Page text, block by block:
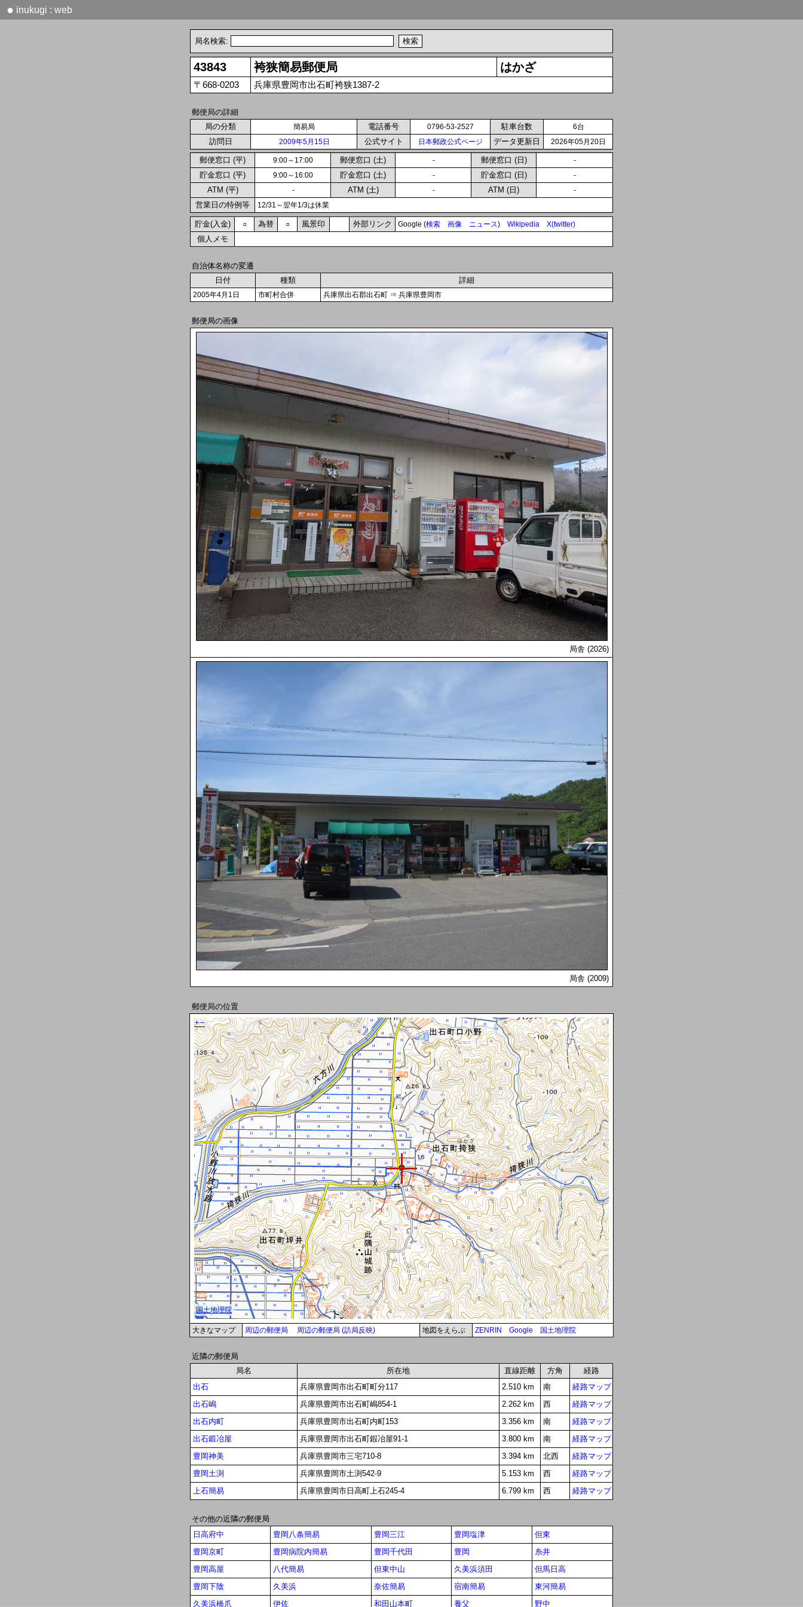
● inukugi : web
局名検索:
43843 袴狭簡易郵便局 はかざ
〒668-0203 兵庫県豊岡市出石町袴狭1387-2
郵便局の詳細
局の分類
簡易局 電話番号 0796-53-2527 駐車台数 6台
訪問日 2009年5月15日 公式サイト 日本郵政公式ページ データ更新日 2026年05月20日
郵便窓口 (平) 9:00～17:00 郵便窓口 (土) - 郵便窓口 (日) -
貯金窓口 (平) 9:00～16:00 貯金窓口 (土) - 貯金窓口 (日) -
ATM (平) - ATM (土) - ATM (日) -
営業日の特例等 12/31～翌年1/3は休業
貯金(入金) ○ 為替 ○ 風景印 外部リンク Google (検索 画像 ニュース) Wikipedia X(twitter)
個人メモ
自治体名称の変遷
日付
種類 詳細
2005年4月1日 市町村合併 兵庫県出石郡出石町 ⇒ 兵庫県豊岡市
郵便局の画像
局舎 (2026)
局舎 (2009)
郵便局の位置
大きなマップ 周辺の郵便局 周辺の郵便局 (訪局反映) 地図をえらぶ ZENRIN Google 国土地理院
近隣の郵便局
局名
所在地 直線距離 方角
経路
出石
兵庫県豊岡市出石町町分117 2.510 km 南
経路マップ
出石嶋
兵庫県豊岡市出石町嶋854-1 2.262 km 西
経路マップ
出石内町
兵庫県豊岡市出石町内町153 3.356 km 南
経路マップ
出石鍛冶屋
兵庫県豊岡市出石町鍜冶屋91-1 3.800 km 南
経路マップ
豊岡神美
兵庫県豊岡市三宅710-8 3.394 km 北西
経路マップ
豊岡土渕
兵庫県豊岡市土渕542-9 5.153 km 西
経路マップ
上石簡易
兵庫県豊岡市日高町上石245-4 6.799 km 西 経路マップ
その他の近隣の郵便局
日高府中
豊岡八条簡易 豊岡三江 豊岡塩津
但東
豊岡京町
豊岡病院内簡易 豊岡千代田 豊岡
糸井
豊岡高屋
八代簡易 但東中山 久美浜須田
但馬日高
豊岡下陰
久美浜 奈佐簡易 宿南簡易
東河簡易
久美浜橋爪
伊佐 和田山本町 養父 野中